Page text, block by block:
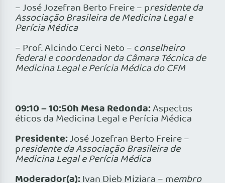
– José Jozefran Berto Freire – presidente da
Associação Brasileira de Medicina Legal e
Perícia Médica
– Prof. Alcindo Cerci Neto – conselheiro
federal e coordenador da Câmara Técnica de
Medicina Legal e Perícia Médica do CFM
09:10 – 10:50h Mesa Redonda:Aspectos
éticos da Medicina Legal e Perícia Médica
Presidente:José Jozefran Berto Freire –
presidente da Associação Brasileira de
Medicina Legal e Perícia Médica
Moderador(a):Ivan Dieb Miziara – membro